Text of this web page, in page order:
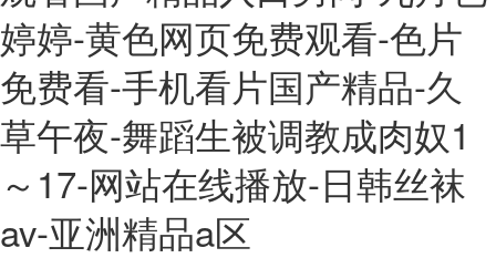
婷婷-黄色网页免费观看-色片
免费看-手机看片国产精品-久
草午夜-舞蹈生被调教成肉奴1
～17-网站在线播放-日韩丝袜
av-亚洲精品a区